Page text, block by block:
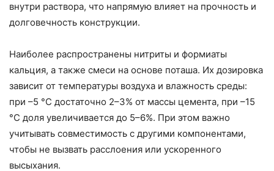
внутри раствора, что напрямую влияет на прочность и
долговечность конструкции.
Наиболее распространены нитриты и формиаты
кальция, а также смеси на основе поташа. Их дозировка
зависит от температуры воздуха и влажность среды:
при –5 °C достаточно 2–3% от массы цемента, при –15
°C доля увеличивается до 5–6%. При этом важно
учитывать совместимость с другими компонентами,
чтобы не вызвать расслоения или ускоренного
высыхания.